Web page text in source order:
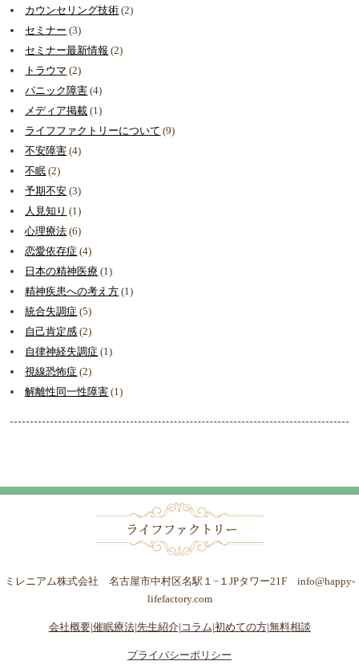
カウンセリング技術 (2)
セミナー (3)
セミナー最新情報 (2)
トラウマ (2)
パニック障害 (4)
メディア掲載 (1)
ライフファクトリーについて (9)
不安障害 (4)
不眠 (2)
予期不安 (3)
人見知り (1)
心理療法 (6)
恋愛依存症 (4)
日本の精神医療 (1)
精神疾患への考え方 (1)
統合失調症 (5)
自己肯定感 (2)
自律神経失調症 (1)
視線恐怖症 (2)
解離性同一性障害 (1)
ミレニアム株式会社 名古屋市中村区名駅１−１JPタワー21F info@happy-
lifefactory.com
会社概要|催眠療法|先生紹介| コラム|初めての方|無料相談
プライバシーポリシー